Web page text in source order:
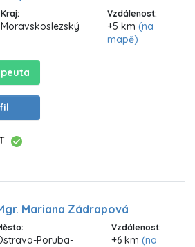
Kraj:
Moravskoslezský
Vzdálenost:
+5 km(na
mapě)
Mariana Zádrapová
Poruba-
Vzdálenost:
+6 km (na